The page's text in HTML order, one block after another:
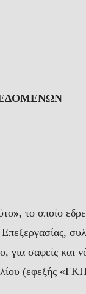
»,το οποίο
για σαφείς και
(εφεξής